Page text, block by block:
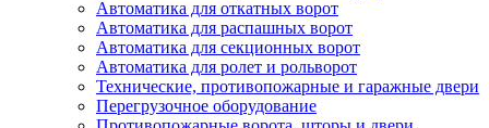
Автоматика для откатных ворот
Автоматика для распашных ворот
Автоматика для секционных ворот
Автоматика для ролет и рольворот
Технические, противопожарные и гаражные двери
Перегрузочное оборудование